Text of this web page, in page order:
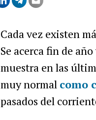
Cada vez existen
Se acerca fin de
muestra en las
muy normal como
pasados del